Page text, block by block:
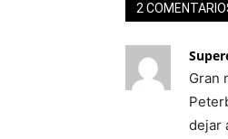
2
Gran
dejar